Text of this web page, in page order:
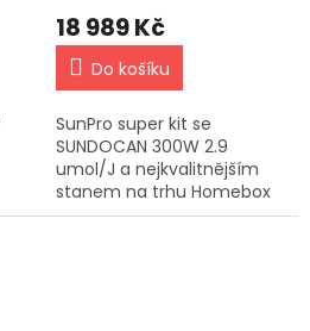
18 989 Kč
Do košíku
SunPro super kit se
SUNDOCAN 300W 2.9
umol/J a nejkvalitnějším
stanem na trhu Homebox
Ambient Q80+ a